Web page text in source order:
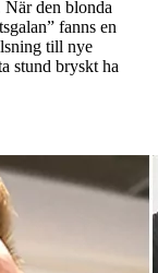
När den blonda
fanns en
till nye
stund bryskt ha